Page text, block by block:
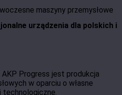
maszyny przemysłowe
urządzenia dla polskich i
Progress jest produkcja
w oparciu o własne
technologiczne.